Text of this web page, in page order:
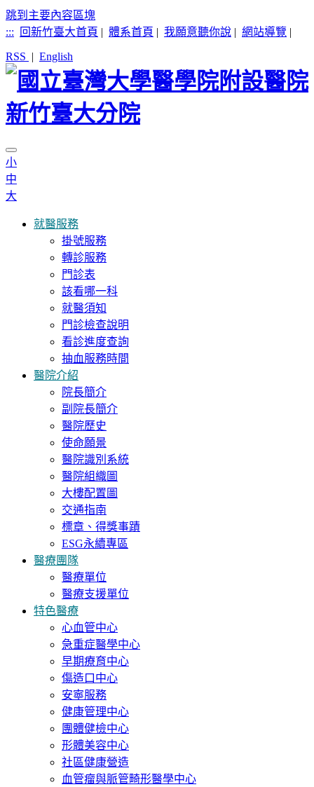
跳到主要內容區塊
:::
回新竹臺大首頁 | 體系首頁 | 我願意聽你說 | 網站導覽 |
RSS | English
小
中
大
就醫服務
掛號服務
轉診服務
門診表
該看哪一科
就醫須知
門診檢查說明
看診進度查詢
抽血服務時間
醫院介紹
院長簡介
副院長簡介
醫院歷史
使命願景
醫院識別系統
醫院組織圖
大樓配置圖
交通指南
標章、得獎事蹟
ESG永續專區
醫療團隊
醫療單位
醫療支援單位
特色醫療
心血管中心
急重症醫學中心
早期療育中心
傷造口中心
安寧服務
健康管理中心
團體健檢中心
形體美容中心
社區健康營造
血管瘤與脈管畸形醫學中心